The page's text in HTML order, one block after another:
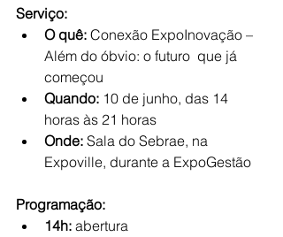
Serviço:
O quê: Conexão ExpoInovação –
Além do óbvio: o futuro  que já
começou
Quando: 10 de junho, das 14
horas às 21 horas
Onde: Sala do Sebrae, na
Expoville, durante a ExpoGestão
Programação:
14h: abertura